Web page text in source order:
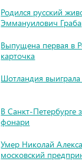
Родился русский
Эммануилович
Выпущена первая в
карточка
Шотландия выиграла
В Санкт-Петербурге
фонари
Умер Николай
московский